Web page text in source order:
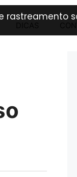
rastreamento